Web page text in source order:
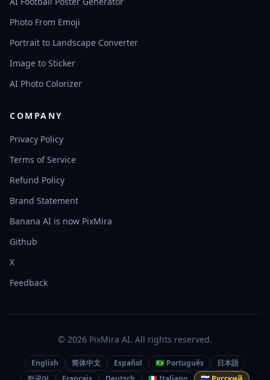
Photo From Emoji
Portrait to Landscape Converter
Image to Sticker
AI Photo Colorizer
COMPANY
Privacy Policy
Terms of Service
Refund Policy
Brand Statement
Banana AI is now PixMira
Github
X
Feedback
© 2026 PixMira AI. All rights reserved.
English 简体中文 Español 🇧🇷 Português
日本語